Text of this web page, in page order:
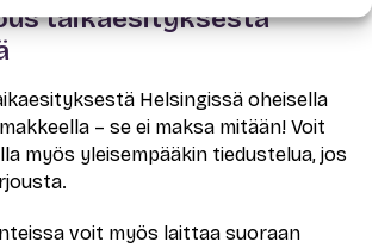
taikaesityksestä
Helsingissä oheisella
– se ei maksa mitään! Voit
myös yleisempääkin tiedustelua, jos
voit myös laittaa suoraan